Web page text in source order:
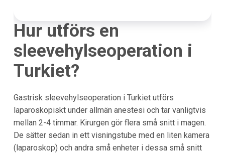
Hur utförs en
sleevehylseoperation i
Turkiet?
Gastrisk sleevehylseoperation i Turkiet utförs
laparoskopiskt under allmän anestesi och tar vanligtvis
mellan 2-4 timmar. Kirurgen gör flera små snitt i magen.
De sätter sedan in ett visningstube med en liten kamera
(laparoskop) och andra små enheter i dessa små snitt